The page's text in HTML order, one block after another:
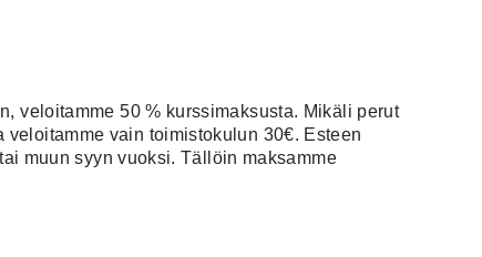
veloitamme 50 % kurssimaksusta. Mikäli perut
veloitamme vain toimistokulun 30€. Esteen
muun syyn vuoksi. Tällöin maksamme